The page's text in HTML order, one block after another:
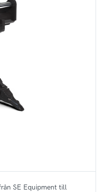
SE Equipment till